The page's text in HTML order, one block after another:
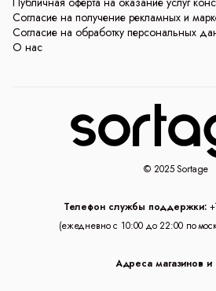
Согласие на получение рекламных и
Согласие на обработку персональных
О нас
© 2025 Sortage
Телефон службы поддержки:
(ежедневно с 10:00 до 22:00 по
Адреса магазинов и